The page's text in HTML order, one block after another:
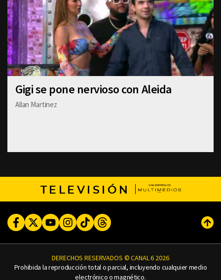
Gigi se pone nervioso con Aleida
Allan Martinez
TELEVISIÓN
FacebookTwitterYoutubeInstagram
TikTokThreads
DERECHOS RESERVADOS © CANAL 6 2026
Prohibida la reproducción total o parcial, incluyendo cualquier medio
electrónico o magnético.